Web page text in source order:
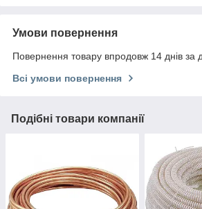
Умови повернення
Повернення товару впродовж 14 днів за
Всі умови повернення
Подібні товари компанії